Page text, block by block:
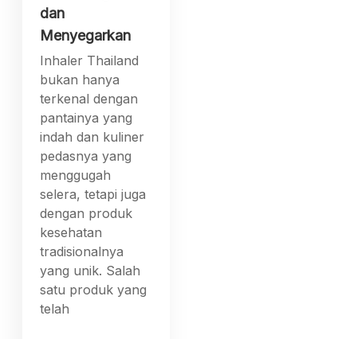
dan
Menyegarkan
Inhaler Thailand
bukan hanya
terkenal dengan
pantainya yang
indah dan kuliner
pedasnya yang
menggugah
selera, tetapi juga
dengan produk
kesehatan
tradisionalnya
yang unik. Salah
satu produk yang
telah